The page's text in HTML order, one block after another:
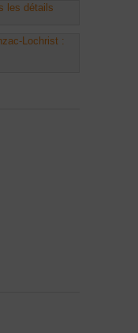
les détails
Lochrist :